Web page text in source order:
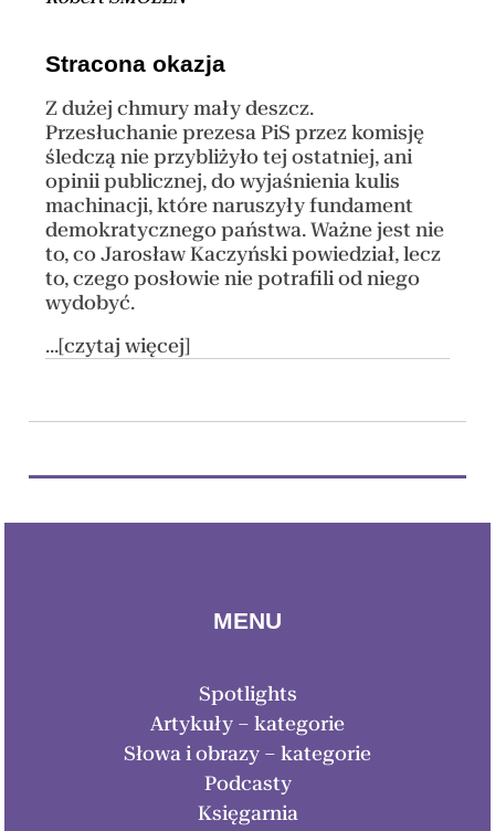
Stracona okazja
Z dużej chmury mały deszcz.
Przesłuchanie prezesa PiS przez komisję
śledczą nie przybliżyło tej ostatniej, ani
opinii publicznej, do wyjaśnienia kulis
machinacji, które naruszyły fundament
demokratycznego państwa. Ważne jest nie
to, co Jarosław Kaczyński powiedział, lecz
to, czego posłowie nie potrafili od niego
wydobyć.
...[czytaj więcej]
MENU
Spotlights
Artykuły – kategorie
Słowa i obrazy – kategorie
Podcasty
Księgarnia